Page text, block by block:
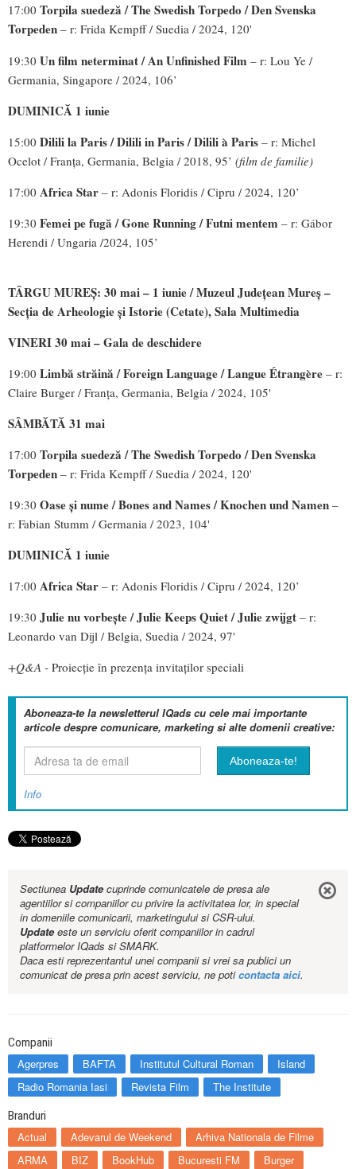
17:00 Torpila suedeză / The Swedish Torpedo / Den Svenska
Torpeden – r: Frida Kempff / Suedia / 2024, 120'
19:30 Un film neterminat /An Unfinished Film – r: Lou Ye /
Germania, Singapore / 2024, 106’
DUMINICĂ 1 iunie
15:00 Dilili la Paris / Dilili in Paris / Dilili à Paris – r: Michel
Ocelot / Franța, Germania, Belgia / 2018, 95’ (film de familie)
17:00 Africa Star – r: Adonis Floridis / Cipru / 2024, 120’
19:30 Femei pe fugă / Gone Running / Futni mentem – r: Gábor
Herendi / Ungaria /2024, 105’
TÂRGU MUREȘ: 30 mai – 1 iunie / Muzeul Județean Mureș –
Secţia de Arheologie și Istorie (Cetate), Sala Multimedia
VINERI 30 mai – Gala de deschidere
19:00 Limbă străină /Foreign Language / Langue Étrangère – r:
Claire Burger / Franța, Germania, Belgia / 2024, 105'
SÂMBĂTĂ 31 mai
17:00 Torpila suedeză / The Swedish Torpedo / Den Svenska
Torpeden – r: Frida Kempff / Suedia / 2024, 120'
19:30 Oase și nume /Bones and Names / Knochen und Namen –
r: Fabian Stumm / Germania / 2023, 104'
DUMINICĂ 1 iunie
17:00 Africa Star – r: Adonis Floridis / Cipru / 2024, 120’
19:30 Julie nu vorbește / Julie Keeps Quiet / Julie zwijgt – r:
Leonardo van Dijl / Belgia, Suedia / 2024, 97'
+Q&A - Proiecție în prezența invitaților speciali
Aboneaza-te la newsletterul IQads cu cele mai importante
articole despre comunicare, marketing si alte domenii creative:
Info
Sectiunea Updatecuprinde comunicatele de presa ale
agentiilor si companiilor cu privire la activitatea lor, in special
in domeniile comunicarii, marketingului si CSR-ului.
Updateeste un serviciu oferit companiilor in cadrul
platformelor IQads si SMARK.
Daca esti reprezentantul unei companii si vrei sa publici un
comunicat de presa prin acest serviciu, ne poticontacta aici.
Companii
Agerpres BAFTA Institutul Cultural Roman
Island
Radio Romania Iasi
Revista Film The Institute
Branduri
Actual Adevarul de Weekend
Arhiva Nationala de Filme
ARMA
BIZ BookHub Bucuresti FM
Burger